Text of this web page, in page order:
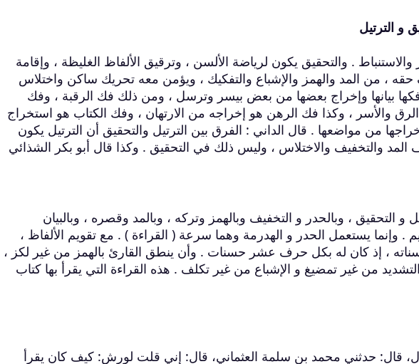
و الترتيل
والاستنباط . والتحقيق يكون لرياضة الألسن ، وترقيق الألفاظ الغليظة ، وإقامة
، من المد والهمز والإشباع والتفكيك ، ويؤمن معه تحريك ساكن واختلاس
بيانها وإخراج بعضها من بعض بيسر وترسل ، ومن ذلك فك الرقبة ، وفك
الرق والأسر ، وكذا فك الرهن هو إخراجه من الارتهان ، وفك الكتاب هو استخراج
من مواضعها . قال الداني : الفرق بين الترتيل والتحقيق أن الترتيل يكون
المد والتخفيف والاختلاس ، وليس ذلك في التحقيق . وكذا قال أبو بكر الشذائي
و التحقيق ، وبالحدر و التخفيف وبالهمز وتركه ، وبالمد وقصره ، وبالبيان
. وإنما يستعمل الحدر و الهدرمة وهما سرعة ( القراءة ) . مع تقويم الألفاظ ،
، إذ كان له بكل حرف عشر حسنات . وأن ينطق القارئ بالهمز من غير لكز ،
من غير تمضيغ و الإشباع من غير تكلف . هذه القراءة التي يقرأ بها كتاب
قال: حدثني محمد بن سلمة العثماني، قال: إني قلت لورش: كيف كان يقرأ